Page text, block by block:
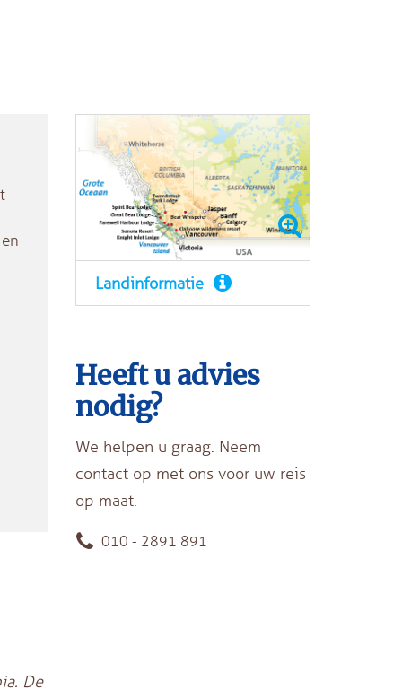
De
Landinformatie
Heeft u advies
nodig?
We helpen u graag. Neem
contact op met ons voor uw reis
op maat.
010 - 2891 891